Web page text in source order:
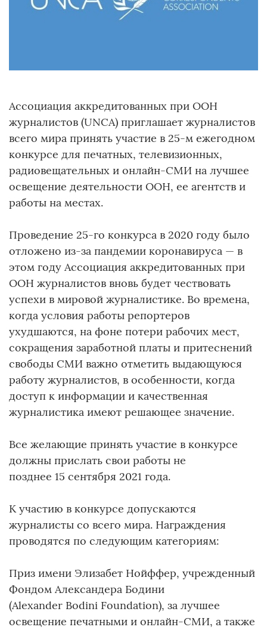
Ассоциация аккредитованных при ООН
журналистов (UNCA) приглашает журналистов
всего мира принять участие в 25-м ежегодном
конкурсе для печатных, телевизионных,
радиовещательных и онлайн-СМИ на лучшее
освещение деятельности ООН, ее агентств и
работы на местах.
Проведение 25-го конкурса в 2020 году было
отложено из-за пандемии коронавируса — в
этом году Ассоциация аккредитованных при
ООН журналистов вновь будет чествовать
успехи в мировой журналистике. Во времена,
когда условия работы репортеров
ухудшаются, на фоне потери рабочих мест,
сокращения заработной платы и притеснений
свободы СМИ важно отметить выдающуюся
работу журналистов, в особенности, когда
доступ к информации и качественная
журналистика имеют решающее значение.
Все желающие принять участие в конкурсе
должны прислать свои работы не
позднее 15 сентября 2021 года.
К участию в конкурсе допускаются
журналисты со всего мира. Награждения
проводятся по следующим категориям:
Приз имени Элизабет Нойффер, учрежденный
Фондом Александера Бодини
(Alexander Bodini Foundation), за лучшее
освещение печатными и онлайн-СМИ, а также